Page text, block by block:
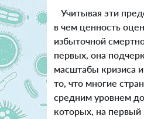
Учитывая эти
в чем ценность
избыточной
первых, она
масштабы кризиса
то, что многие
средним уровнем
которых, на первый